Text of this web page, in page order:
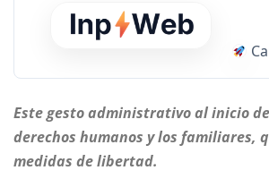
Este gesto administrativo al inicio
derechos humanos y los familiares,
medidas de libertad.